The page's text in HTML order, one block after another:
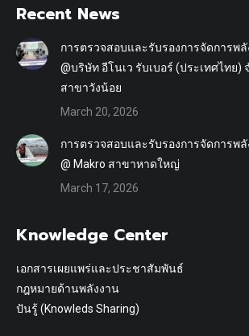
Recent News
การตรวจสอบและรับรองการจัดการพ
@บริษัท อีโนเว รับเบอร์ (ประเทศไทย)
สาขาวังน้อย
March 20, 2026
การตรวจสอบและรับรองการจัดการพ
@ Makro สาขาหาดใหญ่
March 17, 2026
Knowledge Center
เอกสารเผยแพร่และประชาสัมพันธ์
กฎหมายด้านพลังงาน
ปันรู้ (Knowleds Sharing)